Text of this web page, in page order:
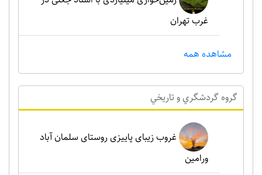
غرب تهران
مشاهده همه
گروه گردشگري و تاريخي
غروب زیبای پاییزی روستای سلمان آباد
ورامین